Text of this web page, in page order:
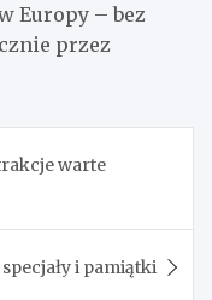
Europy – bez
przez
warte
i pamiątki